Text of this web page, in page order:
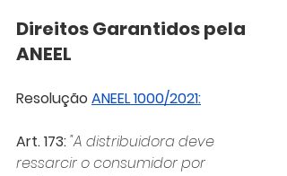
Direitos Garantidos pela
ANEEL
Resolução ANEEL 1000/2021:
Art. 173:"A distribuidora deve
ressarcir o consumidor por